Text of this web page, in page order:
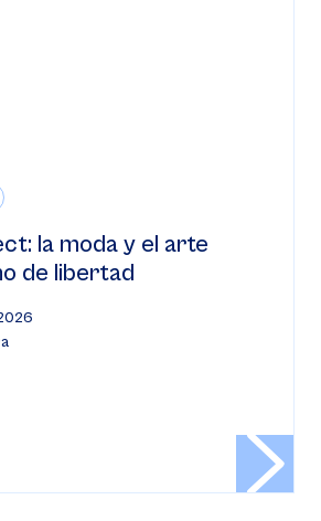
la moda y el arte
de libertad